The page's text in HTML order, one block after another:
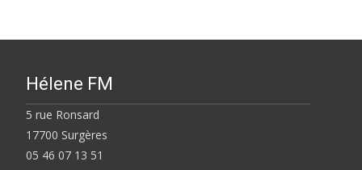
Hélene FM
5 rue Ronsard
17700 Surgères
05 46 07 13 51